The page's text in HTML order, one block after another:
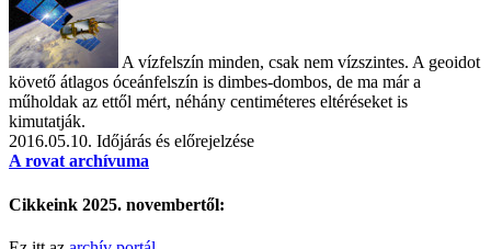
A vízfelszín minden, csak nem vízszintes. A geoidot
követő átlagos óceánfelszín is dimbes-dombos, de ma már a
műholdak az ettől mért, néhány centiméteres eltéréseket is
kimutatják.
2016.05.10. Időjárás és előrejelzése
A rovat archívuma
Cikkeink 2025. novembertől: